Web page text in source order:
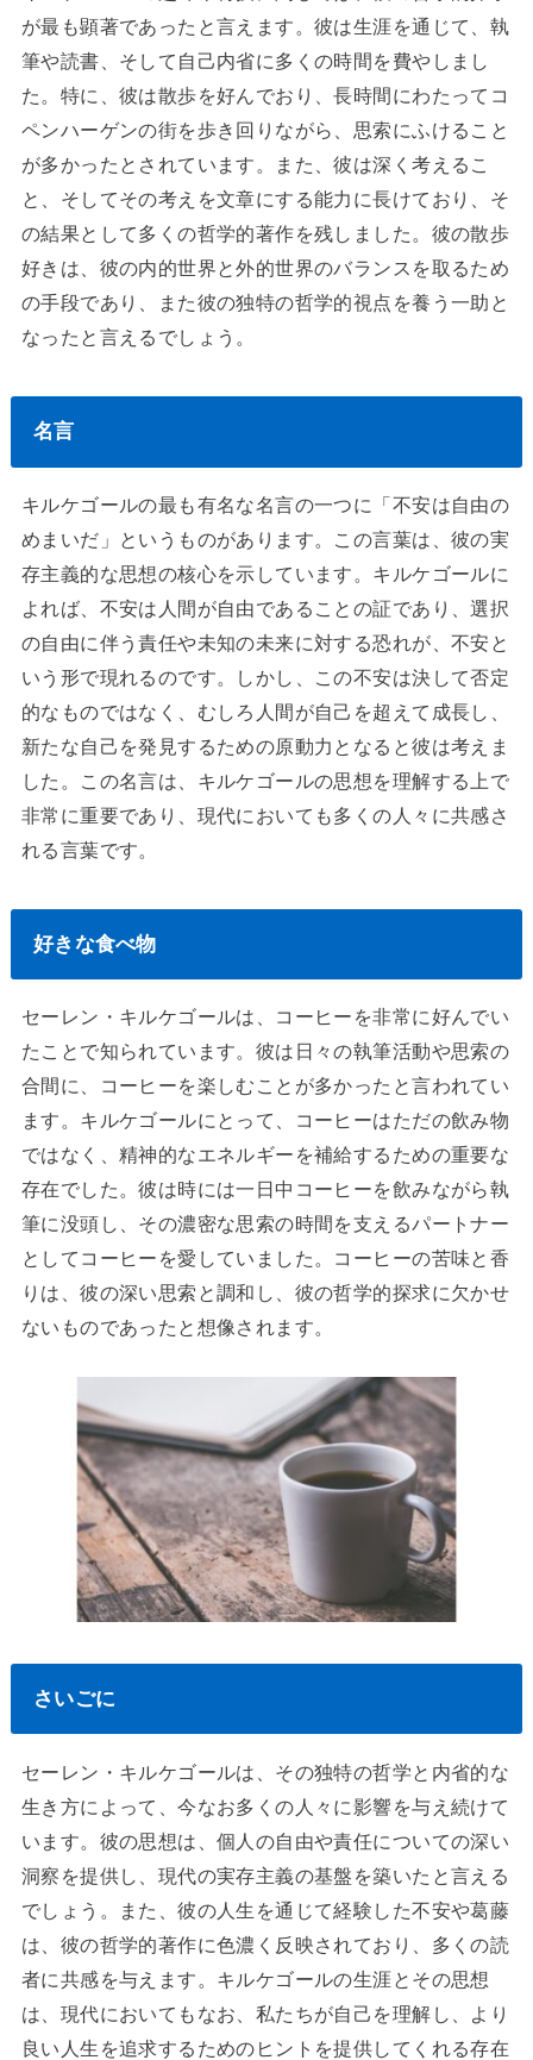
が最も顕著であったと言えます。彼は生涯を通じて、執
筆や読書、そして自己内省に多くの時間を費やしまし
た。特に、彼は散歩を好んでおり、長時間にわたってコ
ペンハーゲンの街を歩き回りながら、思索にふけること
が多かったとされています。また、彼は深く考えるこ
と、そしてその考えを文章にする能力に長けており、そ
の結果として多くの哲学的著作を残しました。彼の散歩
好きは、彼の内的世界と外的世界のバランスを取るため
の手段であり、また彼の独特の哲学的視点を養う一助と
なったと言えるでしょう。
名言
キルケゴールの最も有名な名言の一つに「不安は自由の
めまいだ」というものがあります。この言葉は、彼の実
存主義的な思想の核心を示しています。キルケゴールに
よれば、不安は人間が自由であることの証であり、選択
の自由に伴う責任や未知の未来に対する恐れが、不安と
いう形で現れるのです。しかし、この不安は決して否定
的なものではなく、むしろ人間が自己を超えて成長し、
新たな自己を発見するための原動力となると彼は考えま
した。この名言は、キルケゴールの思想を理解する上で
非常に重要であり、現代においても多くの人々に共感さ
れる言葉です。
好きな食べ物
セーレン・キルケゴールは、コーヒーを非常に好んでい
たことで知られています。彼は日々の執筆活動や思索の
合間に、コーヒーを楽しむことが多かったと言われてい
ます。キルケゴールにとって、コーヒーはただの飲み物
ではなく、精神的なエネルギーを補給するための重要な
存在でした。彼は時には一日中コーヒーを飲みながら執
筆に没頭し、その濃密な思索の時間を支えるパートナー
としてコーヒーを愛していました。コーヒーの苦味と香
りは、彼の深い思索と調和し、彼の哲学的探求に欠かせ
ないものであったと想像されます。
さいごに
セーレン・キルケゴールは、その独特の哲学と内省的な
生き方によって、今なお多くの人々に影響を与え続けて
います。彼の思想は、個人の自由や責任についての深い
洞察を提供し、現代の実存主義の基盤を築いたと言える
でしょう。また、彼の人生を通じて経験した不安や葛藤
は、彼の哲学的著作に色濃く反映されており、多くの読
者に共感を与えます。キルケゴールの生涯とその思想
は、現代においてもなお、私たちが自己を理解し、より
良い人生を追求するためのヒントを提供してくれる存在